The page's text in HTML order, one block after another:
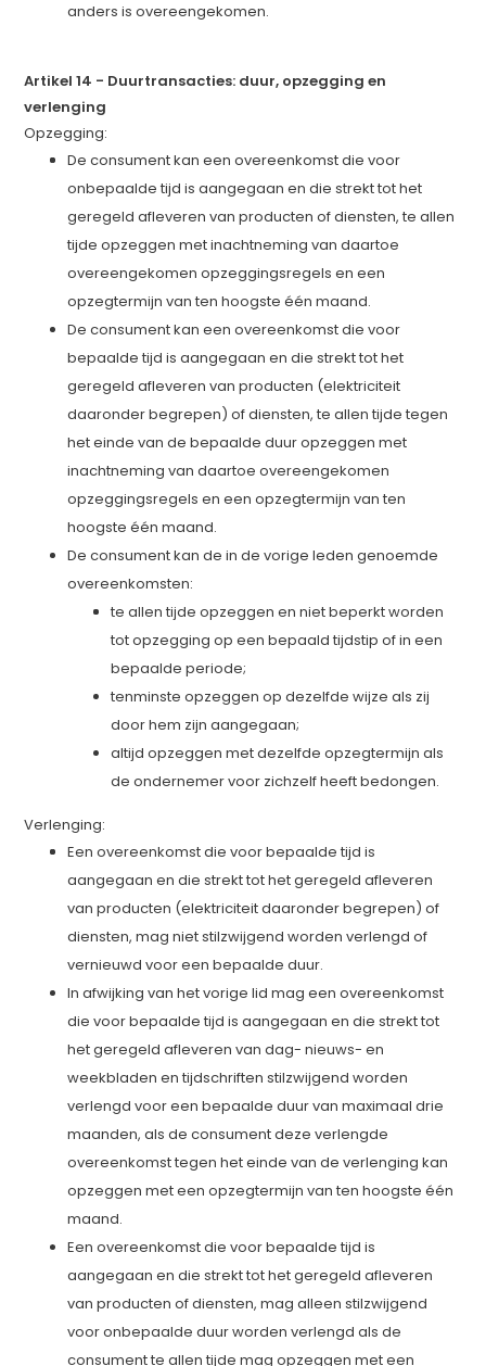
anders is overeengekomen.
Artikel 14 - Duurtransacties: duur, opzegging en
verlenging
Opzegging:
De consument kan een overeenkomst die voor
onbepaalde tijd is aangegaan en die strekt tot het
geregeld afleveren van producten of diensten, te allen
tijde opzeggen met inachtneming van daartoe
overeengekomen opzeggingsregels en een
opzegtermijn van ten hoogste één maand.
De consument kan een overeenkomst die voor
bepaalde tijd is aangegaan en die strekt tot het
geregeld afleveren van producten (elektriciteit
daaronder begrepen) of diensten, te allen tijde tegen
het einde van de bepaalde duur opzeggen met
inachtneming van daartoe overeengekomen
opzeggingsregels en een opzegtermijn van ten
hoogste één maand.
De consument kan de in de vorige leden genoemde
overeenkomsten:
te allen tijde opzeggen en niet beperkt worden
tot opzegging op een bepaald tijdstip of in een
bepaalde periode;
tenminste opzeggen op dezelfde wijze als zij
door hem zijn aangegaan;
altijd opzeggen met dezelfde opzegtermijn als
de ondernemer voor zichzelf heeft bedongen.
Verlenging:
Een overeenkomst die voor bepaalde tijd is
aangegaan en die strekt tot het geregeld afleveren
van producten (elektriciteit daaronder begrepen) of
diensten, mag niet stilzwijgend worden verlengd of
vernieuwd voor een bepaalde duur.
In afwijking van het vorige lid mag een overeenkomst
die voor bepaalde tijd is aangegaan en die strekt tot
het geregeld afleveren van dag- nieuws- en
weekbladen en tijdschriften stilzwijgend worden
verlengd voor een bepaalde duur van maximaal drie
maanden, als de consument deze verlengde
overeenkomst tegen het einde van de verlenging kan
opzeggen met een opzegtermijn van ten hoogste één
maand.
Een overeenkomst die voor bepaalde tijd is
aangegaan en die strekt tot het geregeld afleveren
van producten of diensten, mag alleen stilzwijgend
voor onbepaalde duur worden verlengd als de
consument te allen tijde mag opzeggen met een